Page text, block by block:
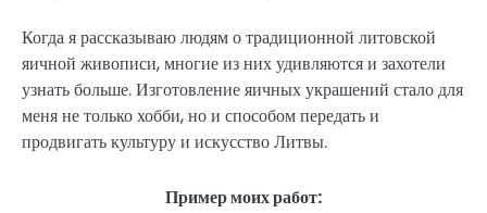
Когда я рассказываю людям о традиционной литовской
яичной живописи, многие из них удивляются и захотели
узнать больше. Изготовление яичных украшений стало для
меня не только хобби, но и способом передать и
продвигать культуру и искусство Литвы.
Пример моих работ: